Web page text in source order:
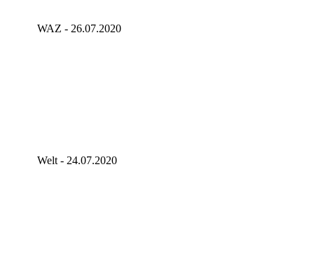
WAZ - 26.07.2020
Welt - 24.07.2020